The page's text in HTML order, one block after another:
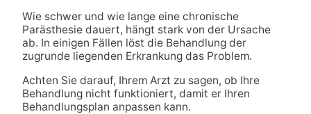
Wie schwer und wie lange eine chronische
Parästhesie dauert, hängt stark von der Ursache
ab. In einigen Fällen löst die Behandlung der
zugrunde liegenden Erkrankung das Problem.
Achten Sie darauf, Ihrem Arzt zu sagen, ob Ihre
Behandlung nicht funktioniert, damit er Ihren
Behandlungsplan anpassen kann.